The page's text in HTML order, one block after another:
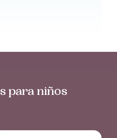
para niños